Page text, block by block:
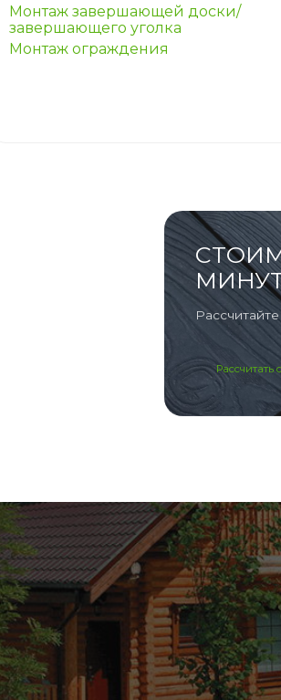
Монтаж завершающей доски/
завершающего уголка
Монтаж ограждения
Рассчитать